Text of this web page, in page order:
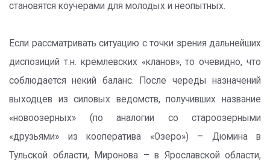
становятся коучерами для молодых и неопытных.
Если рассматривать ситуацию с точки зрения дальнейших
диспозиций т.н. кремлевских «кланов», то очевидно, что
соблюдается некий баланс. После череды назначений
выходцев из силовых ведомств, получивших название
«новоозерных» (по аналогии со староозерными
«друзьями» из кооператива «Озеро») – Дюмина в
Тульской области, Миронова – в Ярославской области,